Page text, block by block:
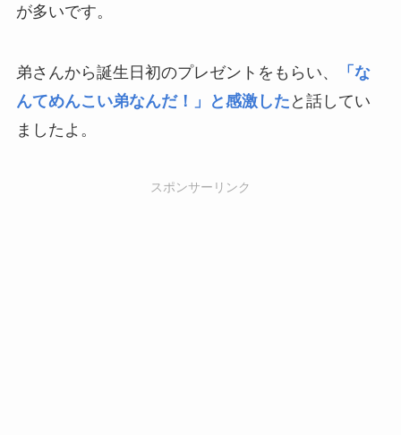
が多いです。
弟さんから誕生日初のプレゼントをもらい、
「な
んてめんこい弟なんだ！」と感激した と話してい
ましたよ。
スポンサーリンク